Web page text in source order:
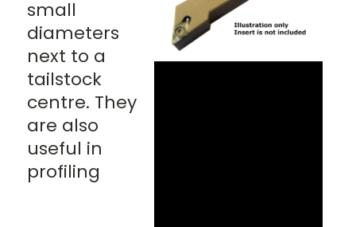
small
diameters
next to a
tailstock
centre. They
are also
useful in
profiling